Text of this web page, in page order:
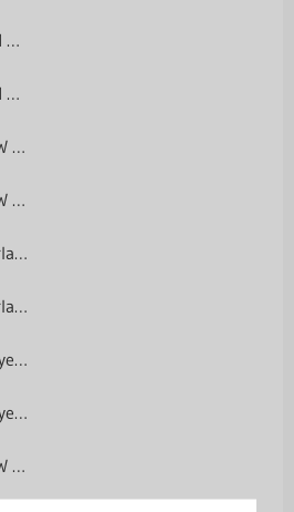
Trapezprofil T35/207M Holzoptik
Trapezprofil T35/207M Holzoptik
Trapezprofil T35 M D/W Polyester 25 µm
Trapezprofil T35 M D/W Polyester 25 µm
Trapezprofil T35 M Purlak/Purmat 50 µm
Trapezprofil T35 M Purlak/Purmat 50 µm
Trapezprofil T35 M Polyester Matt-Grobkörnig 35 µm
Trapezprofil T35 M Polyester Matt-Grobkörnig 35 µm
Trapezprofil T35 M D/W Aluminium